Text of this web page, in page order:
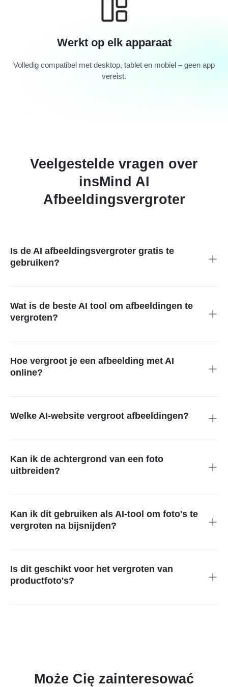
Werkt op elk apparaat
Volledig compatibel met desktop, tablet en mobiel – geen app
vereist.
Veelgestelde vragen over
insMind AI
Afbeeldingsvergroter
Is de AI afbeeldingsvergroter gratis te
gebruiken?
watermerk is er een premiumoptie.
Wat is de beste AI tool om afbeeldingen te
vergroten?
invulling en gebruiksgemak op elk apparaat.
Hoe vergroot je een afbeelding met AI
online?
de ruimte ertussen in met contextuele informatie om één
Welke AI-website vergroot afbeeldingen?
compositie te versterken zonder vervorming.
Kan ik de achtergrond van een foto
uitbreiden?
resultaat.
Kan ik dit gebruiken als AI-tool om foto's te
vergroten na bijsnijden?
aanvullen. Upload je afbeelding, selecteer het gebied en
download direct de vergrote versie.
Is dit geschikt voor het vergroten van
productfoto's?
Może Cię zainteresować